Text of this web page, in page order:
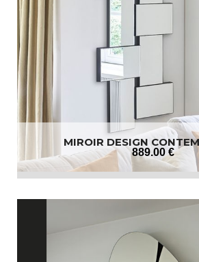
MIROIR DESIGN
889.00 €